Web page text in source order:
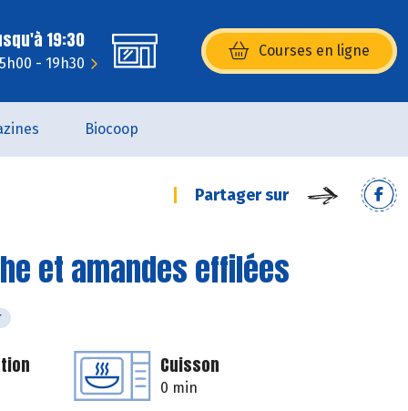
19:30
- 19h30
Courses en ligne
(s’ouvre dans une nouvelle
Biocoop
Partager sur
et amandes effilées
Cuisson
0 min